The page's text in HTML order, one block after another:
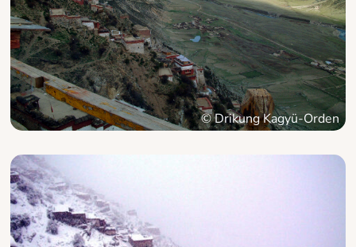
© Drikung Kagyü-Orden